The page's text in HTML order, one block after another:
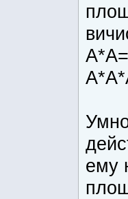
ему